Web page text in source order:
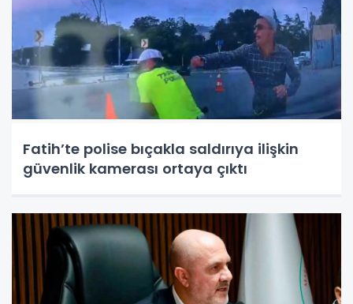
Fatih’te polise bıçakla saldırıya ilişkin
güvenlik kamerası ortaya çıktı